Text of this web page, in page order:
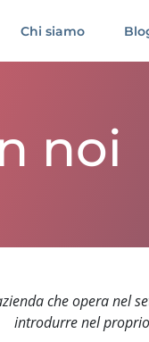
Chi siamo
noi
che opera nel
introdurre nel